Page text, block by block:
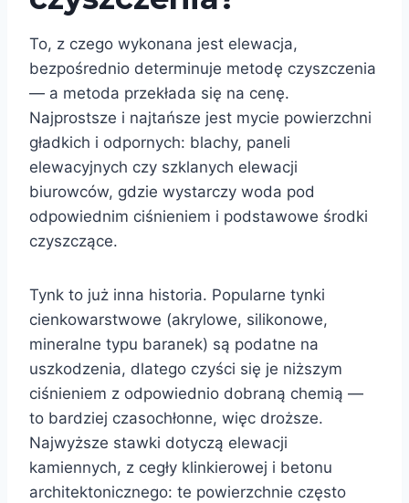
To, z czego wykonana jest elewacja,
bezpośrednio determinuje metodę czyszczenia
— a metoda przekłada się na cenę.
Najprostsze i najtańsze jest mycie powierzchni
gładkich i odpornych: blachy, paneli
elewacyjnych czy szklanych elewacji
biurowców, gdzie wystarczy woda pod
odpowiednim ciśnieniem i podstawowe środki
czyszczące.
Tynk to już inna historia. Popularne tynki
cienkowarstwowe (akrylowe, silikonowe,
mineralne typu baranek) są podatne na
uszkodzenia, dlatego czyści się je niższym
ciśnieniem z odpowiednio dobraną chemią —
to bardziej czasochłonne, więc droższe.
Najwyższe stawki dotyczą elewacji
kamiennych, z cegły klinkierowej i betonu
architektonicznego: te powierzchnie często